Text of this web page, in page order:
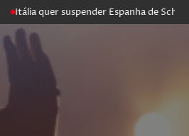
suspender Espanha de Schengen.